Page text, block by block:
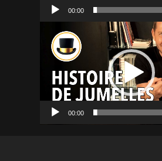
00:00
vidéo
00:00